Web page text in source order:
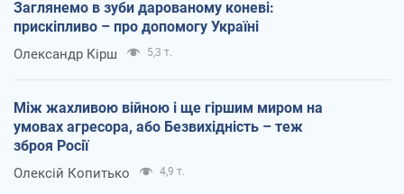
Заглянемо в зуби дарованому коневі:
прискіпливо – про допомогу Україні
Олександр Кірш 5,3 т.
Між жахливою війною і ще гіршим миром на
умовах агресора, або Безвихідність – теж
зброя Росії
Олексій Копитько 4,9 т.